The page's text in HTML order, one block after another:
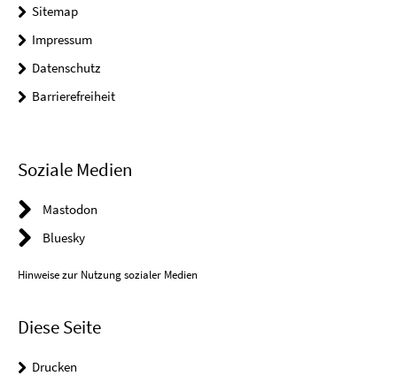
Sitemap
Impressum
Datenschutz
Barrierefreiheit
Soziale Medien
Mastodon
Bluesky
Hinweise zur Nutzung sozialer Medien
Diese Seite
Drucken